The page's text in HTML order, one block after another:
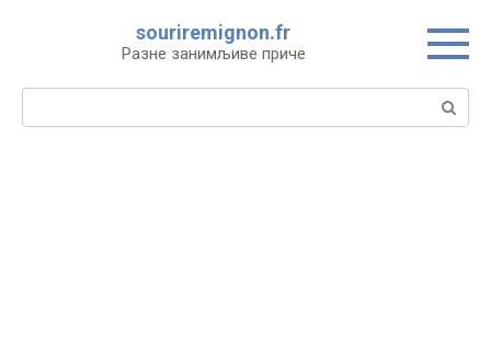
souriremignon.fr
Разне занимљиве приче
Search: